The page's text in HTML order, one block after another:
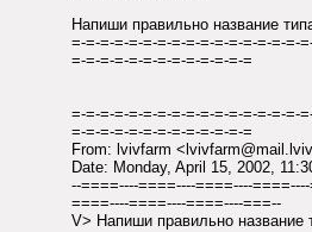
Напиши правильно название
=-=-=-=-=-=-=-=-=-=-=-=-=-=-=-=-
=-=-=-=-=-=-=-=-=-=-=-=-=
=-=-=-=-=-=-=-=-=-=-=-=-=-=-=-=-
=-=-=-=-=-=-=-=-=-=-=-=-=
From: lvivfarm
Date: Monday, April 15, 2002,
--====----====----====----
====----====----====----===--
V> Напиши правильно название